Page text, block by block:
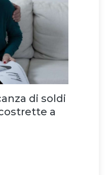
di soldi
a